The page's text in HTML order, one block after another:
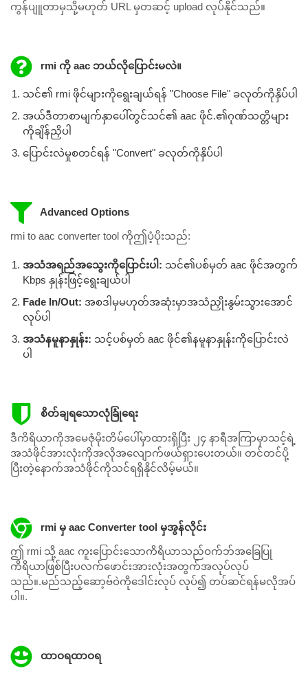
ကွန်ပျူတာမှသို့မဟုတ် URL မှတဆင့် upload လုပ်နိုင်သည်။
rmi ကို aac ဘယ်လိုပြောင်းမလဲ။
သင်၏ rmi ဖိုင်များကိုရွေးချယ်ရန် "Choose File" ခလုတ်ကိုနှိပ်ပါ
အယ်ဒီတာစာမျက်နှာပေါ်တွင်သင်၏ aac ဖိုင်.၏ဂုဏ်သတ္တိများ
ကိုချိန်ညှိပါ
ပြောင်းလဲမှုစတင်ရန် "Convert" ခလုတ်ကိုနှိပ်ပါ
Advanced Options
rmi to aac converter tool ကိုဤပံ့ပိုးသည်:
အသံအရည်အသွေးကိုပြောင်းပါ: သင်၏ပစ်မှတ် aac ဖိုင်အတွက်
Kbps နှုန်းဖြင့်ရွေးချယ်ပါ
Fade In/Out: အစဒါမှမဟုတ်အဆုံးမှာအသံညှိုးနွမ်းသွားအောင်
လုပ်ပါ
အသံနမူနာနှုန်း: သင့်ပစ်မှတ် aac ဖိုင်၏နမူနာနှုန်းကိုပြောင်းလဲ
ပါ
စိတ်ချရသောလုံခြုံရေး
ဒီကိရိယာကိုအမေဇုံမိုးတိမ်ပေါ်မှာထားရှိပြီး ၂၄ နာရီအကြာမှာသင့်ရဲ့
အသံဖိုင်အားလုံးကိုအလိုအလျောက်ဖယ်ရှားပေးတယ်။ တင်တင်ပို့
ပြီးတဲ့နောက်အသံဖိုင်ကိုသင်ရရှိနိုင်လိမ့်မယ်။
rmi မှ aac Converter tool မှအွန်လိုင်း
ဤ rmi သို့ aac ကူးပြောင်းသောကိရိယာသည်ဝက်ဘ်အခြေပြု
ကိရိယာဖြစ်ပြီးပလက်ဖောင်းအားလုံးအတွက်အလုပ်လုပ်
သည်။.မည်သည့်ဆော့ဗ်ဝဲကိုဒေါင်းလုပ် လုပ်၍ တပ်ဆင်ရန်မလိုအပ်
ပါ။.
ထာဝရထာဝရ